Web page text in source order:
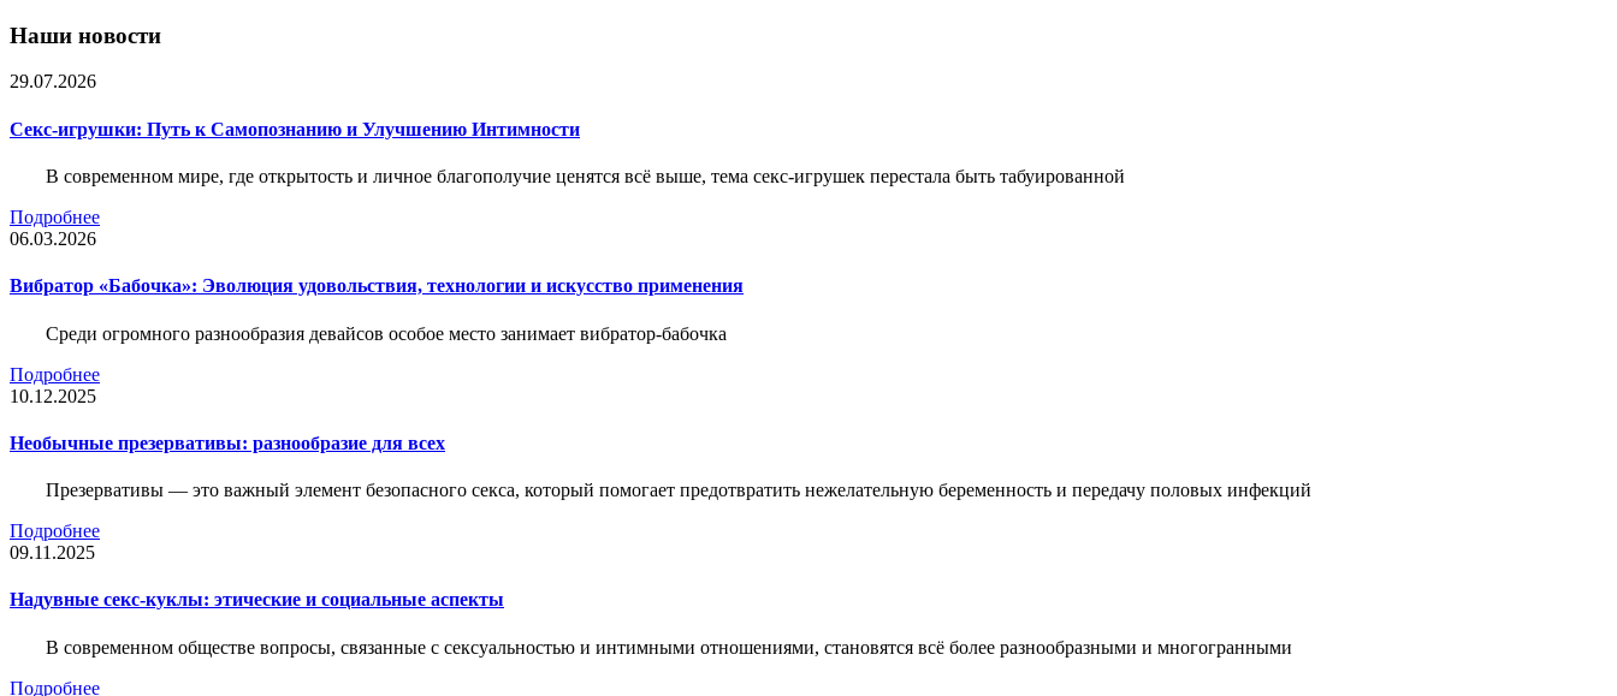
Наши новости
29.07.2026
Секс-игрушки: Путь к Самопознанию и Улучшению Интимности
В современном мире, где открытость и личное благополучие ценятся всё выше, тема секс-игрушек перестала быть табуированной
Подробнее
06.03.2026
Вибратор «Бабочка»: Эволюция удовольствия, технологии и искусство применения
Среди огромного разнообразия девайсов особое место занимает вибратор-бабочка
Подробнее
10.12.2025
Необычные презервативы: разнообразие для всех
Презервативы — это важный элемент безопасного секса, который помогает предотвратить нежелательную беременность и передачу половых инфекций
Подробнее
09.11.2025
Надувные секс-куклы: этические и социальные аспекты
В современном обществе вопросы, связанные с сексуальностью и интимными отношениями, становятся всё более разнообразными и многогранными
Подробнее